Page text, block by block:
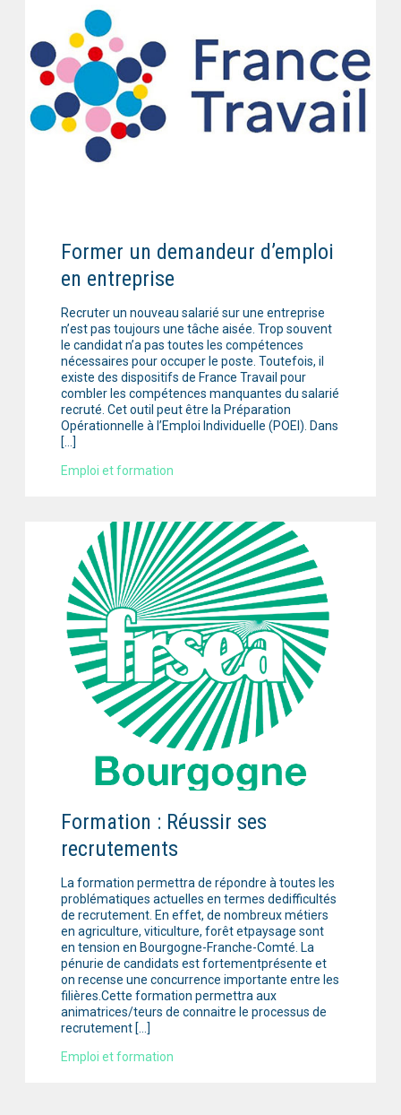
Former un demandeur d’emploi
en entreprise
Recruter un nouveau salarié sur une entreprise
n’est pas toujours une tâche aisée. Trop souvent
le candidat n’a pas toutes les compétences
nécessaires pour occuper le poste. Toutefois, il
existe des dispositifs de France Travail pour
combler les compétences manquantes du salarié
recruté. Cet outil peut être la Préparation
Opérationnelle à l’Emploi Individuelle (POEI). Dans
[…]
Emploi et formation
Formation : Réussir ses
recrutements
La formation permettra de répondre à toutes les
problématiques actuelles en termes dedifficultés
de recrutement. En effet, de nombreux métiers
en agriculture, viticulture, forêt etpaysage sont
en tension en Bourgogne-Franche-Comté. La
pénurie de candidats est fortementprésente et
on recense une concurrence importante entre les
filières.Cette formation permettra aux
animatrices/teurs de connaitre le processus de
recrutement […]
Emploi et formation